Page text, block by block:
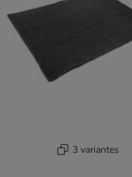
3 variantes